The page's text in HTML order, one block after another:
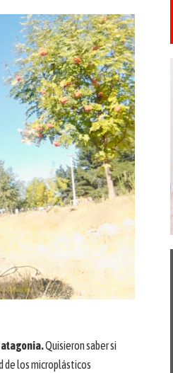
Quisieron saber si
de los microplásticos